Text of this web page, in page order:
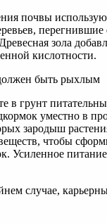
почвы
зола
кислотности.
быть рыхлым
в грунт
уместно в
зародыш
чтобы
Усиленное
случае,